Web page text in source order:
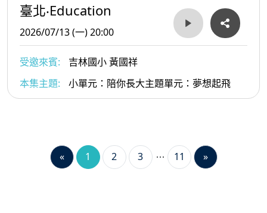
臺北‧Education
2026/07/13 (一) 20:00
受邀來賓:
吉林國小 黃國祥
本集主題:
小單元：陪你長大主題單元：夢想起飛
« 1 2 3 11 »